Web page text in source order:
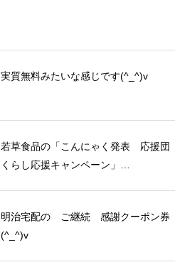
実質無料みたいな感じです(^_^)v
若草食品の「こんにゃく発表 応援団
くらし応援キャンペーン」…
明治宅配の ご継続 感謝クーポン券
(^_^)v